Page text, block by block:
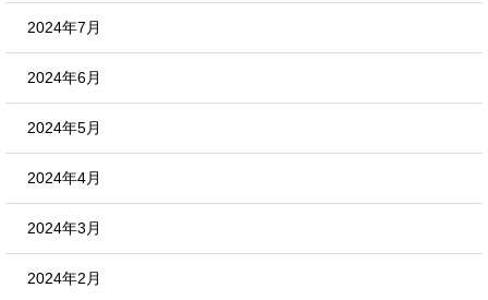
2024年7月
2024年6月
2024年5月
2024年4月
2024年3月
2024年2月